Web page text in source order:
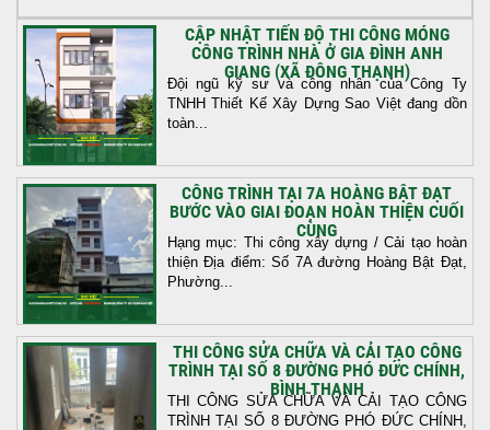
CẬP NHẬT TIẾN ĐỘ THI CÔNG MÓNG
CÔNG TRÌNH NHÀ Ở GIA ĐÌNH ANH
GIANG (XÃ ĐÔNG THẠNH)
Đội ngũ kỹ sư và công nhân của Công Ty
TNHH Thiết Kế Xây Dựng Sao Việt đang dồn
toàn...
CÔNG TRÌNH TẠI 7A HOÀNG BẬT ĐẠT
BƯỚC VÀO GIAI ĐOẠN HOÀN THIỆN CUỐI
CÙNG
Hạng mục: Thi công xây dựng / Cải tạo hoàn
thiện Địa điểm: Số 7A đường Hoàng Bật Đạt,
Phường...
THI CÔNG SỬA CHỮA VÀ CẢI TẠO CÔNG
TRÌNH TẠI SỐ 8 ĐƯỜNG PHÓ ĐỨC CHÍNH,
BÌNH THẠNH
THI CÔNG SỬA CHỮA VÀ CẢI TẠO CÔNG
TRÌNH TẠI SỐ 8 ĐƯỜNG PHÓ ĐỨC CHÍNH,